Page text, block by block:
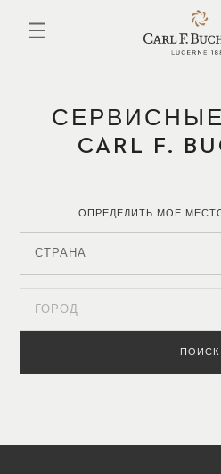
основному
CARL F.
ОПРЕДЕЛИТЬ МОЕ
СТРАНА
ГОРОД
ПОИСК